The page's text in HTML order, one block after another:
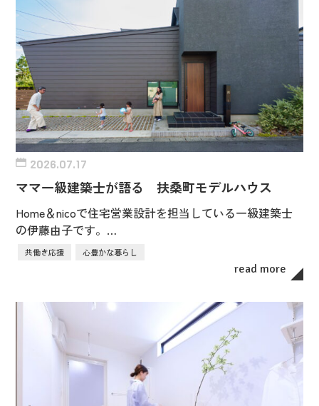
2026.07.17
ママ一級建築士が語る 扶桑町モデルハウス
Home＆nicoで住宅営業設計を担当している一級建築士
の伊藤由子です。…
共働き応援 心豊かな暮らし
read more